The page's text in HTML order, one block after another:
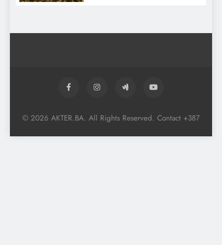
© 2026 AKTER.BA. All Rights Reserved. Contact +387